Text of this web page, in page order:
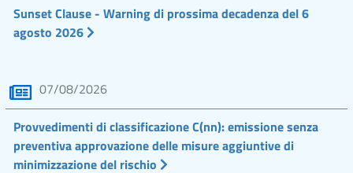
Sunset Clause - Warning di prossima decadenza del 6
agosto 2026
07/08/2026
Provvedimenti di classificazione C(nn): emissione senza
preventiva approvazione delle misure aggiuntive di
minimizzazione del rischio